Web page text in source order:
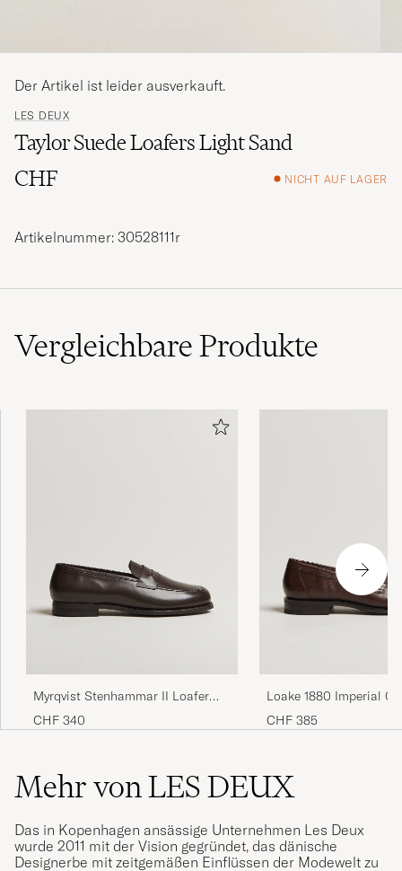
LES DEUX
Taylor Suede Loafers Light Sand
CHF
NICHT AUF LAGER
Der Artikel ist leider ausverkauft.
Artikelnummer: 30528111r
VergleichbareProdukte
Myrqvist Stenhammar II Loafer
Dark Brown Calf
CHF 340
Loake 1880 Imperial
Penny Loafer Dark
CHF 385
Mehr von LES DEUX
Das in Kopenhagen ansässige Unternehmen Les Deux
wurde 2011 mit der Vision gegründet, das dänische
Designerbe mit zeitgemäßen Einflüssen der Modewelt zu